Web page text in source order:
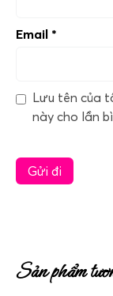
Email *
Lưu tên của
này cho lần
Sản phẩm